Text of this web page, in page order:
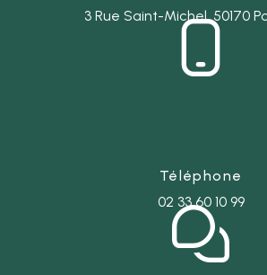
3 Rue Saint-Michel, 50170
Téléphone
02 33 60 10 99